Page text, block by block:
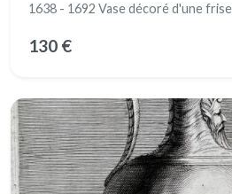
1638 - 1692 Vase décoré d'une
130 €